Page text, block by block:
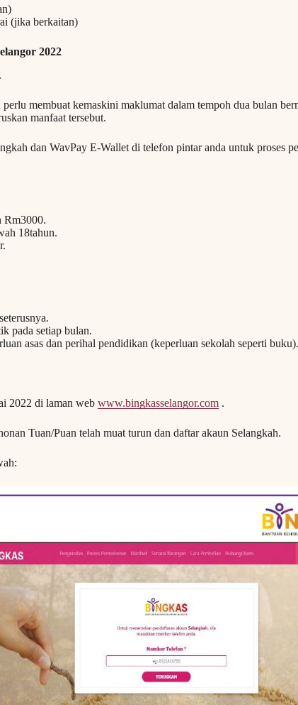
(jika berkaitan)
2022
membuat kemaskini maklumat dalam tempoh dua bulan
manfaat tersebut.
dan WavPay E-Wallet di telefon pintar anda untuk proses
Rm3000.
18tahun.
pada setiap bulan.
asas dan perihal pendidikan (keperluan sekolah seperti buku).
2022 di laman web www.bingkasselangor.com .
Tuan/Puan telah muat turun dan daftar akaun Selangkah.